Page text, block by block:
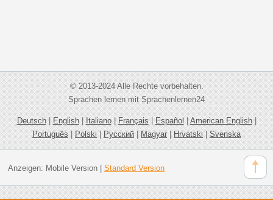
© 2013-2024 Alle Rechte vorbehalten.
Sprachen lernen mit Sprachenlernen24
Deutsch|English|Italiano|Français|Español|American English|
Português|Polski|Русский|Magyar|Hrvatski|Svenska
Anzeigen: Mobile Version| Standard Version